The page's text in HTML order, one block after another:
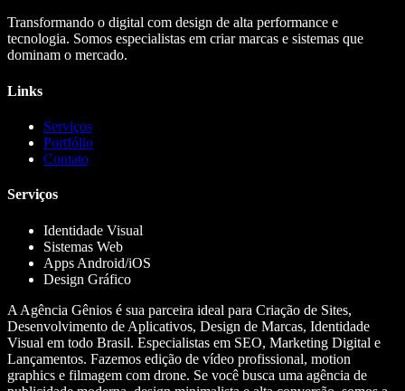
Transformando o digital com design de alta performance e
tecnologia. Somos especialistas em criar marcas e sistemas que
dominam o mercado.
Links
Serviços
Portfólio
Contato
Serviços
Identidade Visual
Sistemas Web
Apps Android/iOS
Design Gráfico
A Agência Gênios é sua parceira ideal para Criação de Sites,
Desenvolvimento de Aplicativos, Design de Marcas, Identidade
Visual em todo Brasil. Especialistas em SEO, Marketing Digital e
Lançamentos. Fazemos edição de vídeo profissional, motion
graphics e filmagem com drone. Se você busca uma agência de